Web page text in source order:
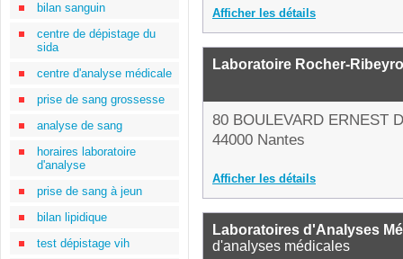
bilan sanguin
centre de dépistage du
sida
centre d'analyse médicale
prise de sang grossesse
analyse de sang
horaires laboratoire
d'analyse
prise de sang à jeun
bilan lipidique
test dépistage vih
Afficher les détails
Laboratoire Rocher-
80 BOULEVARD ERNEST
44000 Nantes
Afficher les détails
Laboratoires d'Analyses
d'analyses médicales